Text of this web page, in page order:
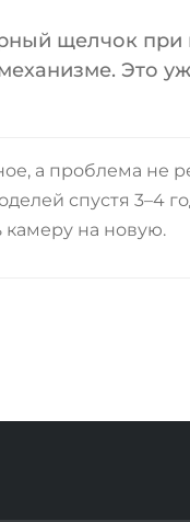
щелчок
Это
а проблема
спустя 3–4
на новую.